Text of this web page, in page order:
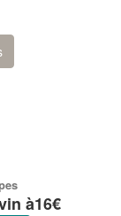
à16€